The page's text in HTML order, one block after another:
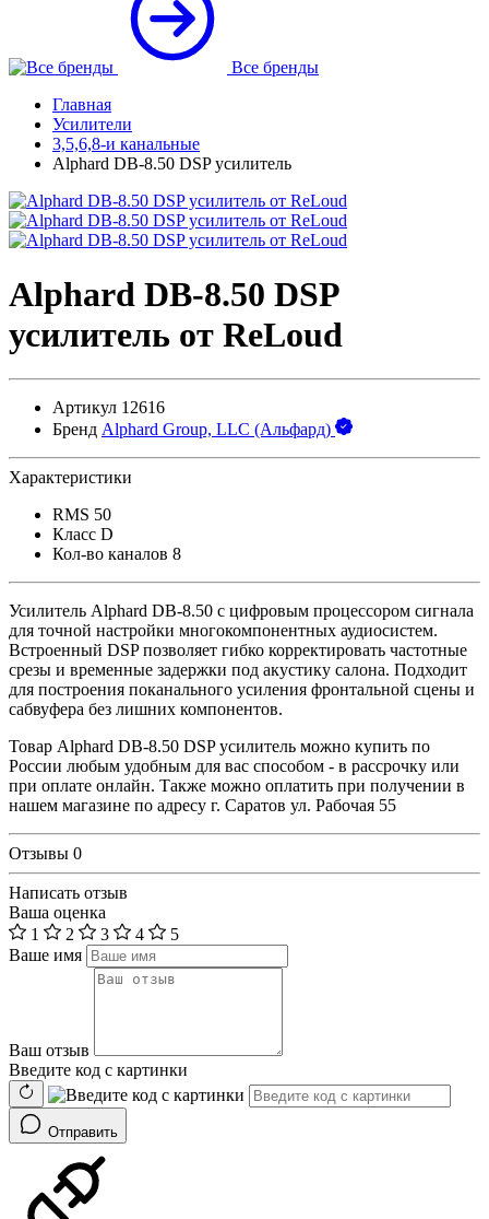
Все бренды
Главная
Усилители
3,5,6,8-и канальные
Alphard DB-8.50 DSP усилитель
Alphard DB-8.50 DSP
усилитель от ReLoud
Артикул 12616
Бренд Alphard Group, LLC (Альфард)
Характеристики
RMS 50
Класс D
Кол-во каналов 8
Усилитель Alphard DB-8.50 с цифровым процессором сигнала
для точной настройки многокомпонентных аудиосистем.
Встроенный DSP позволяет гибко корректировать частотные
срезы и временные задержки под акустику салона. Подходит
для построения поканального усиления фронтальной сцены и
сабвуфера без лишних компонентов.
Товар Alphard DB-8.50 DSP усилитель можно купить по
России любым удобным для вас способом - в рассрочку или
при оплате онлайн. Также можно оплатить при получении в
нашем магазине по адресу г. Саратов ул. Рабочая 55
Отзывы 0
Написать отзыв
Ваша оценка
1
2 3 4
5
Ваше имя
Ваш отзыв
Введите код с картинки
Отправить